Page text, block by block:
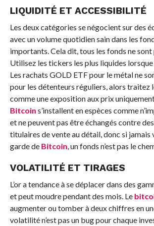
LIQUIDITÉ ET ACCESSIBILITÉ
Les deux catégories se négocient sur des
avec un volume quotidien sain dans les
importants. Cela dit, tous les fonds ne sont
Utilisez les tickers les plus liquides lorsque
Les rachats GOLD ETF pour le métal ne
pour les détenteurs réguliers, alors traitez
comme une exposition aux prix
Bitcoin s’installent en espèces comme
et ne peuvent pas être échangés contre
titulaires de vente au détail, donc si jamais
garde de Bitcoin , un fonds n’est pas le
VOLATILITÉ ET TIRAGES
L’or a tendance à se déplacer dans des
et peut moudre pendant des mois. Le
augmenter ou tomber à deux chiffres en
volatilité n’est pas un bug pour chaque